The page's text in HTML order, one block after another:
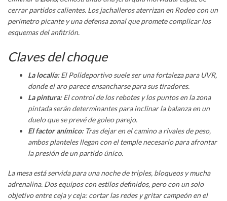
cerrar partidos calientes. Los jachalleros aterrizan en Rodeo con un
perímetro picante y una defensa zonal que promete complicar los
esquemas del anfitrión.
Claves del choque
La localía:El Polideportivo suele ser una fortaleza para UVR,
donde el aro parece ensancharse para sus tiradores.
La pintura:El control de los rebotes y los puntos en la zona
pintada serán determinantes para inclinar la balanza en un
duelo que se prevé de goleo parejo.
El factor anímico:Tras dejar en el camino a rivales de peso,
ambos planteles llegan con el temple necesario para afrontar
la presión de un partido único.
La mesa está servida para una noche de triples, bloqueos y mucha
adrenalina. Dos equipos con estilos definidos, pero con un solo
objetivo entre ceja y ceja: cortar las redes y gritar campeón en el